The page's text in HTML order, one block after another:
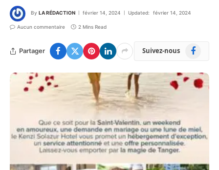
By LA RÉDACTION février 14, 2024 Updated: février 14, 2024
Aucun commentaire 2 Mins Read
Partager Suivez-nous Facebook